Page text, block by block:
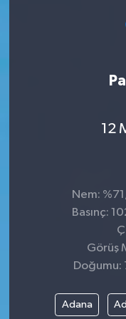
12
Nem:
Basınç:
Görüş
Doğumu:
Adana